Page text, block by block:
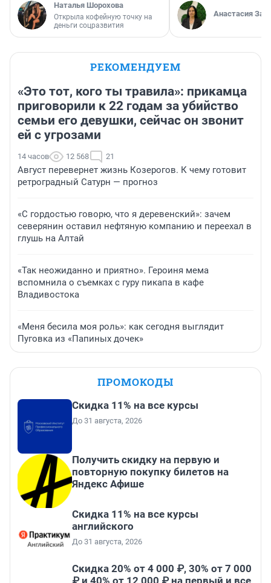
Наталья Шорохова
Открыла кофейную точку на
деньги соцразвития
Анастасия
РЕКОМЕНДУЕМ
«Это тот, кого ты травила»: прикамца
приговорили к 22 годам за убийство
семьи его девушки, сейчас он звонит
ей с угрозами
14 часов 12 568 21
Август перевернет жизнь Козерогов. К чему готовит
ретроградный Сатурн — прогноз
«С гордостью говорю, что я деревенский»: зачем
северянин оставил нефтяную компанию и переехал в
глушь на Алтай
«Так неожиданно и приятно». Героиня мема
вспомнила о съемках с гуру пикапа в кафе
Владивостока
«Меня бесила моя роль»: как сегодня выглядит
Пуговка из «Папиных дочек»
ПРОМОКОДЫ
Скидка 11% на все курсы
До 31 августа, 2026
Получить скидку на первую и
повторную покупку билетов на
Яндекс Афише
Скидка 11% на все курсы
английского
До 31 августа, 2026
Скидка 20% от 4 000 ₽, 30% от 7 000